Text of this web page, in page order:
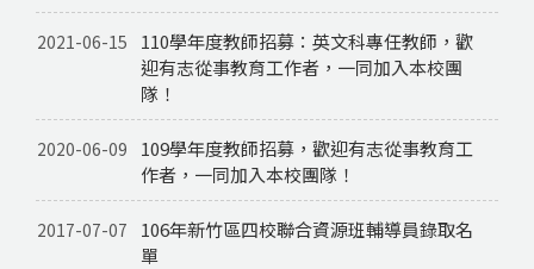
2021-06-15
110學年度教師招募：英文科專任教師，歡
迎有志從事教育工作者，一同加入本校團
隊！
2020-06-09
109學年度教師招募，歡迎有志從事教育工
作者，一同加入本校團隊！
2017-07-07
106年新竹區四校聯合資源班輔導員錄取名
單